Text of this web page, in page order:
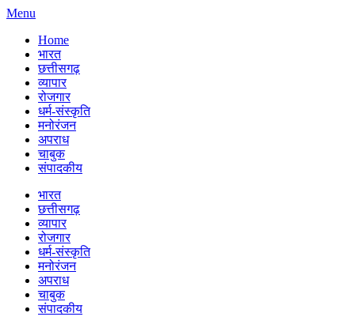
Menu
Home
भारत
छत्तीसगढ़
व्यापार
रोजगार
धर्म-संस्कृति
मनोरंजन
अपराध
चाबुक
संपादकीय
भारत
छत्तीसगढ़
व्यापार
रोजगार
धर्म-संस्कृति
मनोरंजन
अपराध
चाबुक
संपादकीय